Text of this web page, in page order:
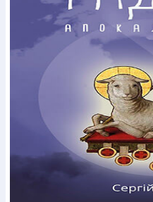
Богослов`яШлюб і сім`я
Супутні товари
Періодика
АудіоРучки
Закладки для книг
Блокноти
Щоденники /
Вироби з кераміки і глини
Шкіряні
вироби
Міні-лампи
подарункові
Плакати
Подарункові картки
ЗошитиФотокартини
Канцелярскі
Сувенирна